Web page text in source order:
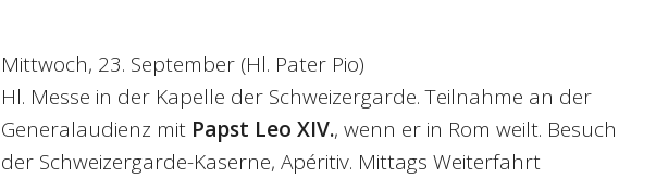
Mittwoch, 23. September (Hl. Pater Pio)
Hl. Messe in der Kapelle der Schweizergarde. Teilnahme an der
Generalaudienz mit Papst Leo XIV., wenn er in Rom weilt. Besuch
der Schweizergarde-Kaserne, Apéritiv. Mittags Weiterfahrt